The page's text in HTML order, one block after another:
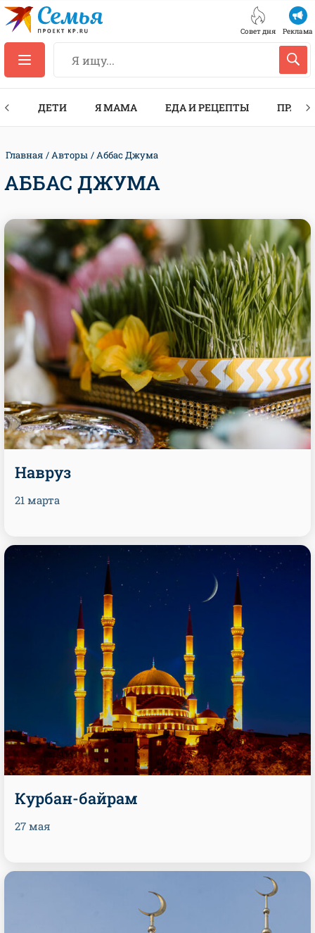
Совет дня Реклама
ДЕТИ Я МАМА ЕДА И РЕЦЕПТЫ
Главная Авторы Аббас Джума
АББАС ДЖУМА
Навруз
21 марта
Курбан-байрам
27 мая